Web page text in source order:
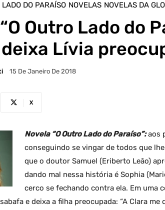
DO PARAÍSO NOVELAS NOVELAS DA
Outro Lado do
Lívia
15 De Janeiro De 2018
X
Novela “O Outro Lado do Paraíso”:aos
conseguindo se vingar de todos que
que o doutor Samuel (Eriberto Leão)
dando mal nessa história é Sophia
cerco se fechando contra ela. Em uma
e deixa a filha preocupada: “A Clara